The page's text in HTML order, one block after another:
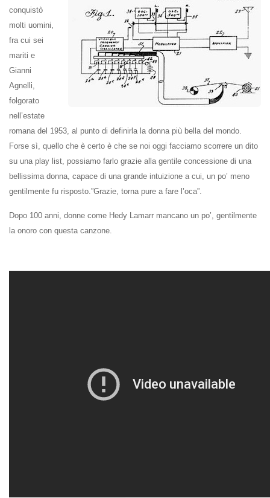
conquistò
molti uomini,
fra cui sei
mariti e
Gianni
Agnelli,
folgorato
nell’estate
romana del 1953, al punto di definirla la donna più bella del mondo.
Forse sì, quello che è certo è che se noi oggi facciamo scorrere un dito
su una play list, possiamo farlo grazie alla gentile concessione di una
bellissima donna, capace di una grande intuizione a cui, un po’ meno
gentilmente fu risposto.”Grazie, torna pure a fare l’oca”.
Dopo 100 anni, donne come Hedy Lamarr mancano un po’, gentilmente
la onoro con questa canzone.